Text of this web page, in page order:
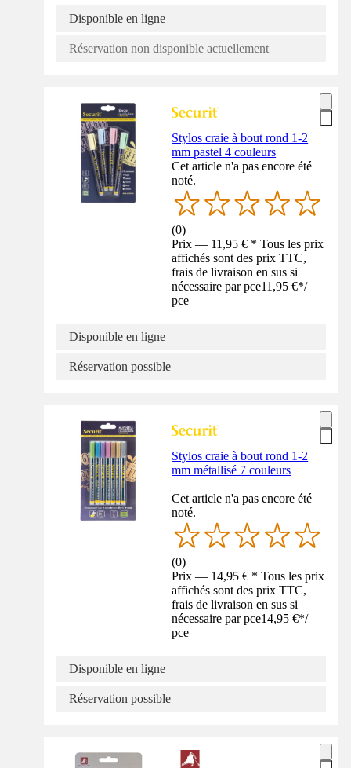
Disponible en ligne
Réservation non disponible actuellement
Stylos craie à bout rond 1-2
mm pastel 4 couleurs
Cet article n'a pas encore été
noté.
(0)
Prix — 11,95 € * Tous les prix
affichés sont des prix TTC,
frais de livraison en sus si
nécessaire par pce11,95 €*/
pce
Disponible en ligne
Réservation possible
Stylos craie à bout rond 1-2
mm métallisé 7 couleurs
Cet article n'a pas encore été
noté.
(0)
Prix — 14,95 € * Tous les prix
affichés sont des prix TTC,
frais de livraison en sus si
nécessaire par pce14,95 €*/
pce
Disponible en ligne
Réservation possible